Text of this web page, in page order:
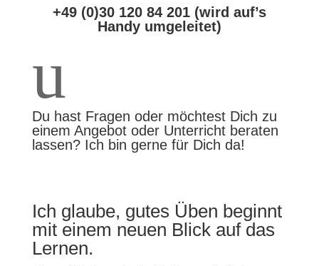
+49 (0)30 120 84 201 (wird auf’s
Handy umgeleitet)
u
Du hast Fragen oder möchtest Dich zu
einem Angebot oder Unterricht beraten
lassen? Ich bin gerne für Dich da!
Ich glaube, gutes Üben beginnt
mit einem neuen Blick auf das
Lernen.